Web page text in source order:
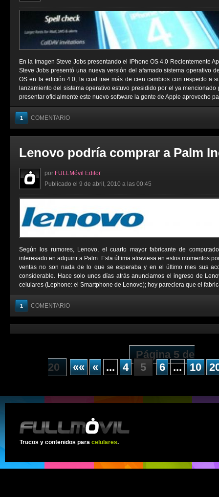
En la imagen Steve Jobs presentando el iPhone OS 4.0 Recientemente
Steve Jobs presentó una nueva versión del afamado sistema operativo
OS en la edición 4.0, la cual trae más de cien cambios con respecto a
lanzamiento del sistema operativo estuvo presidido por el ya mencionado
presentar oficialmente este nuevo software la gente de Apple aprovecho
1 COMENTARIO
Lenovo podría comprar a Palm
por FULLMóvil Editor
Publicado el 9 de abril, 2010 a las 00:45
Según los rumores, Lenovo, el cuarto mayor fabricante de
interesado en adquirir a Palm. Esta última atraviesa en estos momentos
ventas no son nada de lo que se esperaba y en el último mes sus
considerable. Hace solo unos días atrás anunciamos el ingreso de
celulares (Lephone: el Smartphone de Lenovo); hoy pareciera que el
1 COMENTARIO
Página 5 de
20
«« « ... 4 5 6 ... 10
Trucos y contenidos para celulares.